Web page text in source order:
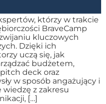
którzy w trakcie
BraveCamp
kluczowych
Dzięki ich
uczą się, jak
budżetem,
deck oraz
w sposób angażujący i
wiedzę z zakresu
[…]